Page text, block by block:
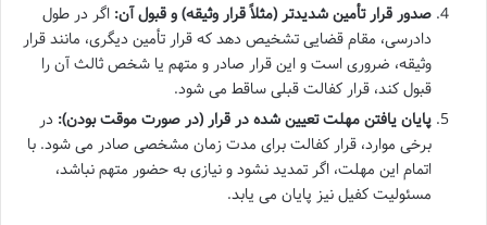
صدور قرار تأمین شدیدتر (مثلاً قرار وثیقه) و قبول آن: اگر در طول
دادرسی، مقام قضایی تشخیص دهد که قرار تأمین دیگری، مانند قرار
وثیقه، ضروری است و این قرار صادر و متهم یا شخص ثالث آن را
قبول کند، قرار کفالت قبلی ساقط می شود.
پایان یافتن مهلت تعیین شده در قرار (در صورت موقت بودن): در
برخی موارد، قرار کفالت برای مدت زمان مشخصی صادر می شود. با
اتمام این مهلت، اگر تمدید نشود و نیازی به حضور متهم نباشد،
مسئولیت کفیل نیز پایان می یابد.